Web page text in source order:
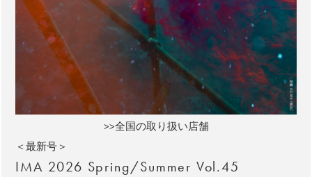
>>全国の取り扱い店舗
＜最新号＞
IMA 2026 Spring/Summer Vol.45